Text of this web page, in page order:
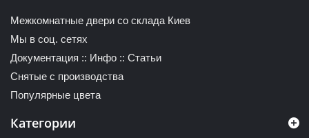
Межкомнатные двери со склада Киев
Мы в соц. сетях
Документация :: Инфо :: Статьи
Снятые с производства
Популярные цвета
Категории